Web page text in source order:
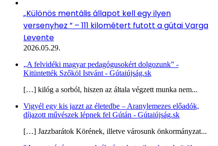
„Különös mentális állapot kell egy ilyen
versenyhez ” – 111 kilométert futott a gútai Varga
Levente
2026.05.29.
„A felvidéki magyar pedagógusokért dolgozunk” -
Kitüntették Szőköl Istvánt - Gútaiújság.sk
[…] kilóg a sorból, hiszen az általa végzett munka nem...
Vigyél egy kis jazzt az életedbe – Aranylemezes előadók,
díjazott művészek lépnek fel Gútán - Gútaiújság.sk
[…] Jazzbarátok Körének, illetve városunk önkormányzat...